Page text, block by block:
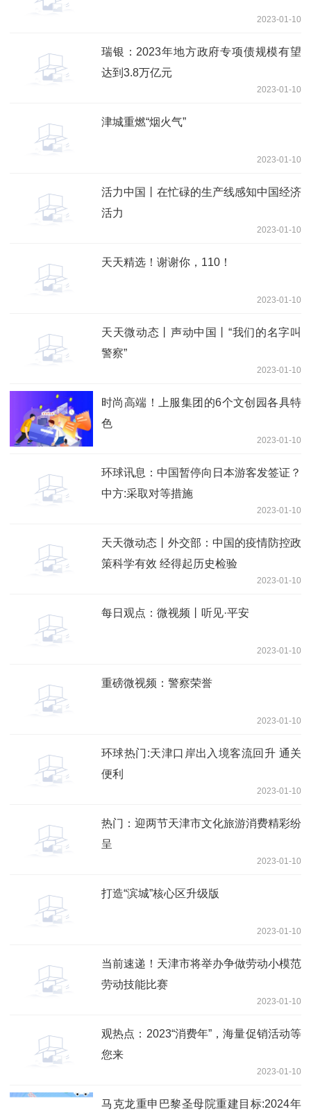
2023-01-10
瑞银：2023年地方政府专项债规模有望
达到3.8万亿元
2023-01-10
津城重燃“烟火气”
2023-01-10
活力中国丨在忙碌的生产线感知中国经济
活力
2023-01-10
天天精选！谢谢你，110！
2023-01-10
天天微动态丨声动中国丨“我们的名字叫
警察”
2023-01-10
时尚高端！上服集团的6个文创园各具特
色
2023-01-10
环球讯息：中国暂停向日本游客发签证？
中方:采取对等措施
2023-01-10
天天微动态丨外交部：中国的疫情防控政
策科学有效 经得起历史检验
2023-01-10
每日观点：微视频丨听见·平安
2023-01-10
重磅微视频：警察荣誉
2023-01-10
环球热门:天津口岸出入境客流回升 通关
便利
2023-01-10
热门：迎两节天津市文化旅游消费精彩纷
呈
2023-01-10
打造“滨城”核心区升级版
2023-01-10
当前速递！天津市将举办争做劳动小模范
劳动技能比赛
2023-01-10
观热点：2023“消费年”，海量促销活动等
您来
2023-01-10
马克龙重申巴黎圣母院重建目标:2024年